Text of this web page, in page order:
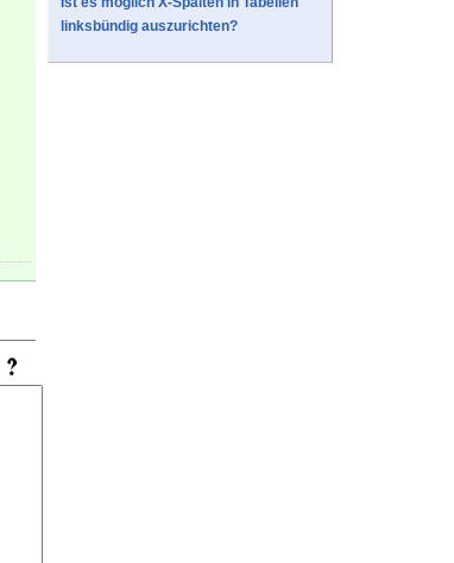
linksbündig auszurichten?